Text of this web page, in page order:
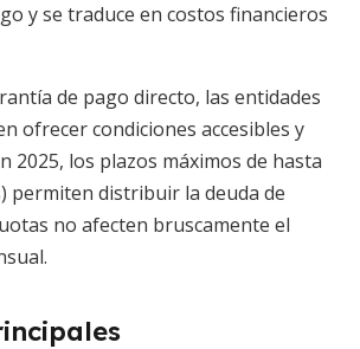
y se traduce en costos financieros
de pago directo, las entidades
ofrecer condiciones accesibles y
2025, los plazos máximos de hasta
permiten distribuir la deuda de
no afecten bruscamente el